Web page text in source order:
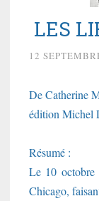
LES
12
De Catherine
édition Michel
Résumé :
Le 10 octobre
Chicago,